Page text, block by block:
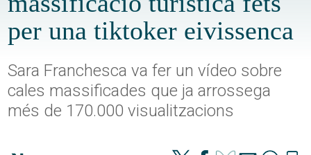
per una tiktoker eivissenca
Sara Franchesca va fer un vídeo sobre
cales massificades que ja arrossega
més de 170.000 visualitzacions